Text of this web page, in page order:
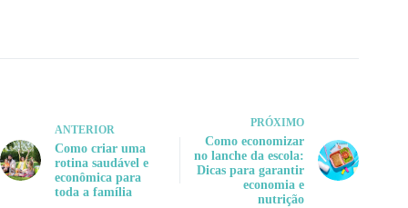
ANTERIOR
Como criar uma
rotina saudável e
econômica para
toda a família
PRÓXIMO
Como economizar
no lanche da escola:
Dicas para garantir
economia e
nutrição